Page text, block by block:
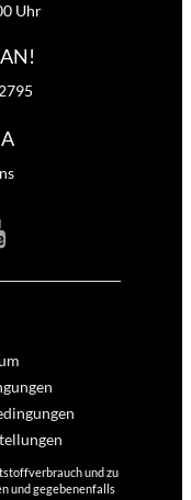
Uhr
und zu
und gegebenenfalls